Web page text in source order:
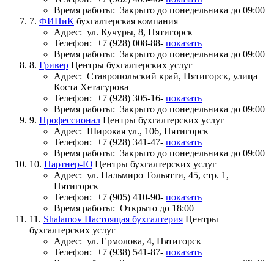
Время работы: Закрыто до понедельника до 09:00
7. ФИНиК бухгалтерская компания
Адрес: ул. Кучуры, 8, Пятигорск
Телефон: +7 (928) 008-88- показать
Время работы: Закрыто до понедельника до 09:00
8. Гривер Центры бухгалтерских услуг
Адрес: Ставропольский край, Пятигорск, улица
Коста Хетагурова
Телефон: +7 (928) 305-16- показать
Время работы: Закрыто до понедельника до 09:00
9. Профессионал Центры бухгалтерских услуг
Адрес: Широкая ул., 106, Пятигорск
Телефон: +7 (928) 341-47- показать
Время работы: Закрыто до понедельника до 09:00
10. Партнер-Ю Центры бухгалтерских услуг
Адрес: ул. Пальмиро Тольятти, 45, стр. 1,
Пятигорск
Телефон: +7 (905) 410-90- показать
Время работы: Открыто до 18:00
11. Shalamov Настоящая бухгалтерия Центры
бухгалтерских услуг
Адрес: ул. Ермолова, 4, Пятигорск
Телефон: +7 (938) 541-87- показать